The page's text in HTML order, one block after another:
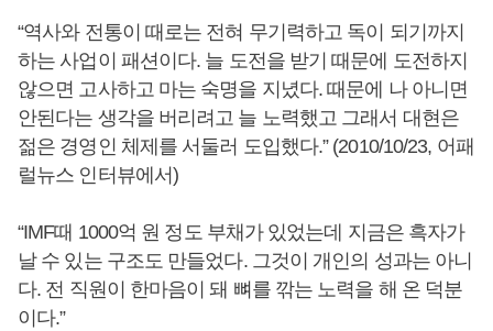
“역사와 전통이 때로는 전혀 무기력하고 독이 되기까지
하는 사업이 패션이다. 늘 도전을 받기 때문에 도전하지
않으면 고사하고 마는 숙명을 지녔다. 때문에 나 아니면
안된다는 생각을 버리려고 늘 노력했고 그래서 대현은
젊은 경영인 체제를 서둘러 도입했다.” (2010/10/23, 어패
럴뉴스 인터뷰에서)
“IMF때 1000억 원 정도 부채가 있었는데 지금은 흑자가
날 수 있는 구조도 만들었다. 그것이 개인의 성과는 아니
다. 전 직원이 한마음이 돼 뼈를 깎는 노력을 해 온 덕분
이다.”